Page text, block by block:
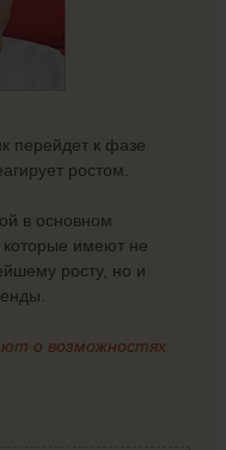
перейдет к фазе
ростом.
в основном
которые имеют не
росту, но и
о возможностях